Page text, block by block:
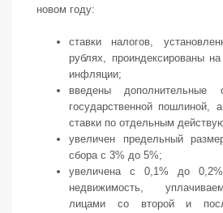
новом году:
ставки налогов,
рублях, проиндексированы
инфляции;
введены дополнительные
государственной пошлиной,
ставки по отдельным
увеличен предельный
сбора с 3% до 5%;
увеличена с 0,1% до
недвижимость,
лицами со второй и